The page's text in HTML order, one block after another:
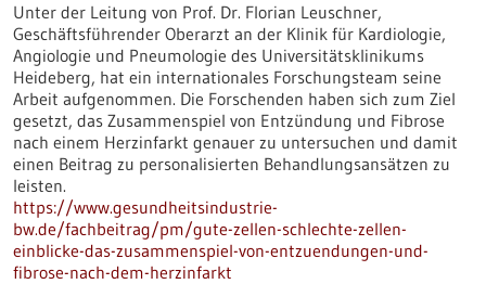
Unter der Leitung von Prof. Dr. Florian Leuschner,
Geschäftsführender Oberarzt an der Klinik für Kardiologie,
Angiologie und Pneumologie des Universitätsklinikums
Heideberg, hat ein internationales Forschungsteam seine
Arbeit aufgenommen. Die Forschenden haben sich zum Ziel
gesetzt, das Zusammenspiel von Entzündung und Fibrose
nach einem Herzinfarkt genauer zu untersuchen und damit
einen Beitrag zu personalisierten Behandlungsansätzen zu
leisten.
https://www.gesundheitsindustrie-
bw.de/fachbeitrag/pm/gute-zellen-schlechte-zellen-
einblicke-das-zusammenspiel-von-entzuendungen-und-
fibrose-nach-dem-herzinfarkt